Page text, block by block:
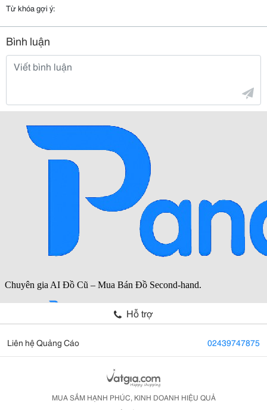
Từ khóa gợi ý:
Bình luận
Hỗ trợ
Liên hệ Quảng Cáo 02439747875
MUA SẮM HẠNH PHÚC, KINH DOANH HIỆU QUẢ